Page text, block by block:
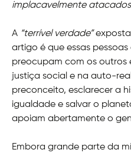
implacavelmente
A “terrível verdade”exposta
artigo é que essas
preocupam com os outros
justiça social e na auto-
preconceito, esclarecer a
igualdade e salvar o
apoiam abertamente o
Embora grande parte da